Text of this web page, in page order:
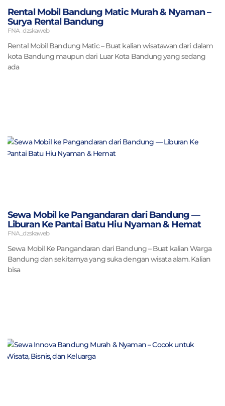
Rental Mobil Bandung Matic Murah & Nyaman –
Surya Rental Bandung
FNA_dzskaweb
Rental Mobil Bandung Matic – Buat kalian wisatawan dari dalam
kota Bandung maupun dari Luar Kota Bandung yang sedang
ada
Sewa Mobil ke Pangandaran dari Bandung —
Liburan Ke Pantai Batu Hiu Nyaman & Hemat
FNA_dzskaweb
Sewa Mobil Ke Pangandaran dari Bandung – Buat kalian Warga
Bandung dan sekitarnya yang suka dengan wisata alam. Kalian
bisa